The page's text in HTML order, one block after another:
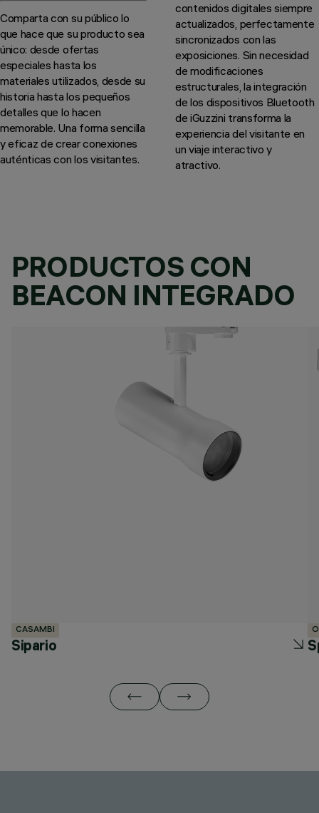
Comparta con su público lo
que hace que su producto sea
único: desde ofertas
especiales hasta los
materiales utilizados, desde su
historia hasta los pequeños
detalles que lo hacen
memorable. Una forma sencilla
y eficaz de crear conexiones
auténticas con los visitantes.
contenidos digitales siempre
actualizados, perfectamente
sincronizados con las
exposiciones. Sin necesidad
de modificaciones
estructurales, la integración
de los dispositivos Bluetooth
de iGuzzini transforma la
experiencia del visitante en
un viaje interactivo y
atractivo.
PRODUCTOS CON
BEACON INTEGRADO
CASAMBI
Sipario